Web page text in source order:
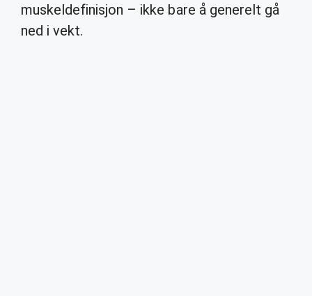
muskeldefinisjon – ikke bare å generelt gå
ned i vekt.